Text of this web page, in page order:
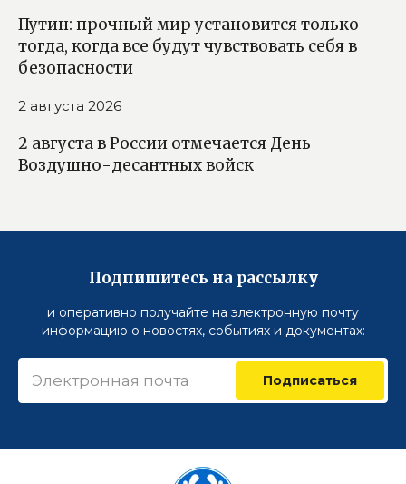
Путин: прочный мир установится только
тогда, когда все будут чувствовать себя в
безопасности
2 августа 2026
2 августа в России отмечается День
Воздушно-десантных войск
Подпишитесь на рассылку
и оперативно получайте на электронную почту
информацию о новостях, событиях и документах:
Подписаться